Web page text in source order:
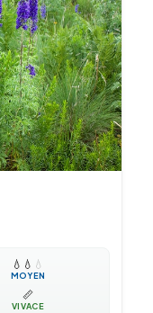
💧 💧 💧
MOYEN
📏
VIVACE